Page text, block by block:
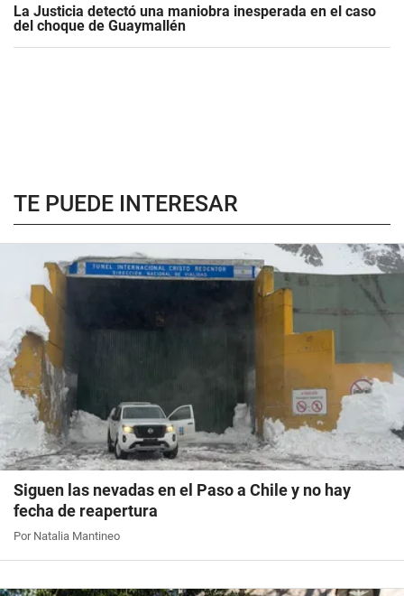
La Justicia detectó una maniobra inesperada en el caso
del choque de Guaymallén
TE PUEDE INTERESAR
Siguen las nevadas en el Paso a Chile y no hay
fecha de reapertura
Por Natalia Mantineo